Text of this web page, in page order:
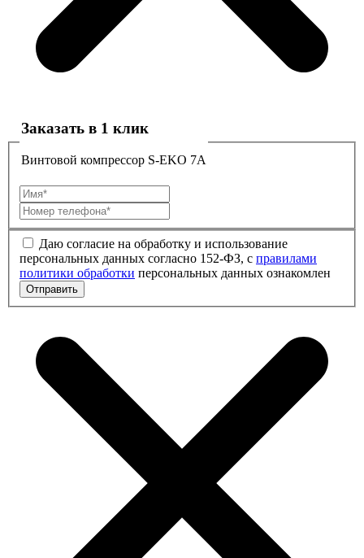
Заказать в 1 клик
Винтовой компрессор S-EKO 7A
Даю согласие на обработку и использование
персональных данных согласно 152-ФЗ, с правилами
политики обработки персональных данных ознакомлен
Отправить